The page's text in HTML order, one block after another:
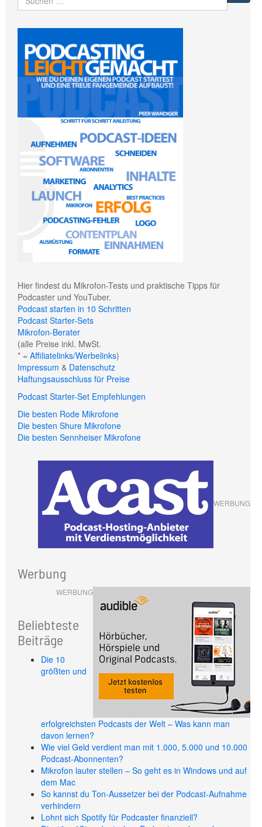
Hier findest du Mikrofon-Tests und praktische Tipps für
Podcaster und YouTuber.
Podcast starten in 10 Schritten
Podcast Starter-Sets
Mikrofon-Berater
(alle Preise inkl. MwSt.
* = Affiliatelinks/Werbelinks)
Impressum & Datenschutz
Haftungsausschluss für Preise
Podcast Starter-Set Empfehlungen
Die besten Rode Mikrofone
Die besten Shure Mikrofone
Die besten Sennheiser Mikrofone
WERBUNG
Werbung
WERBUNG
Beliebteste
Beiträge
Die 10
größten und
erfolgreichsten Podcasts der Welt – Was kann man
davon lernen?
Wie viel Geld verdient man mit 1.000, 5.000 und 10.000
Podcast-Abonnenten?
Mikrofon lauter stellen – So geht es in Windows und auf
dem Mac
So kannst du Ton-Aussetzer bei der Podcast-Aufnahme
verhindern
Lohnt sich Spotify für Podcaster finanziell?